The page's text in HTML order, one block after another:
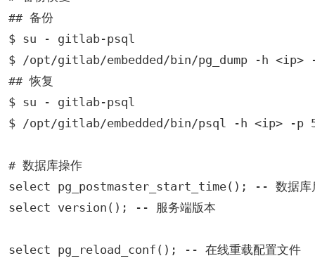
## 备份
$ su - gitlab-psql
$ /opt/gitlab/embedded/bin/pg_dump -h
## 恢复
$ su - gitlab-psql
$ /opt/gitlab/embedded/bin/psql -h <ip> -
# 数据库操作
select pg_postmaster_start_time(); -- 数据库
select version(); -- 服务端版本
select pg_reload_conf(); -- 在线重载配置文件